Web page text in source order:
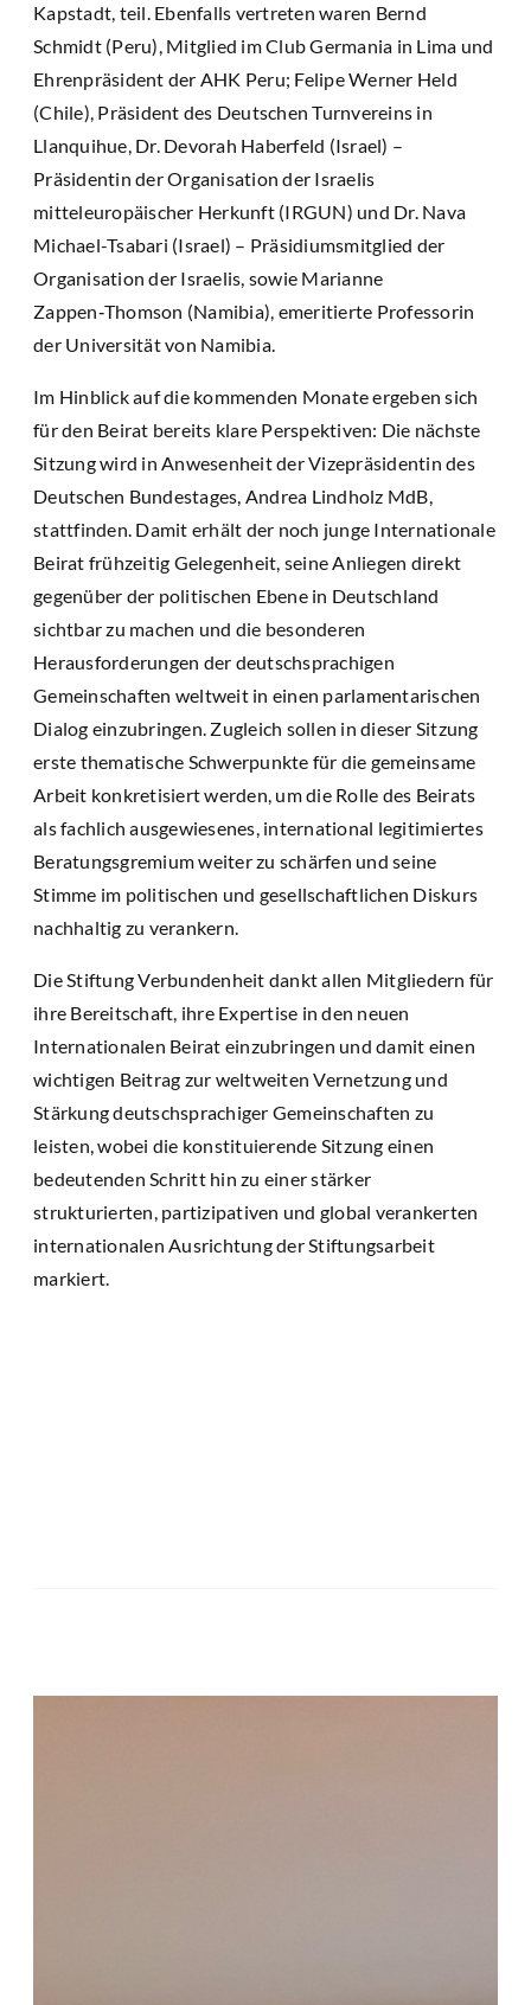
Kapstadt, teil. Ebenfalls vertreten waren Bernd
Schmidt (Peru), Mitglied im Club Germania in Lima und
Ehrenpräsident der AHK Peru; Felipe Werner Held
(Chile), Präsident des Deutschen Turnvereins in
Llanquihue, Dr. Devorah Haberfeld (Israel) –
Präsidentin der Organisation der Israelis
mitteleuropäischer Herkunft (IRGUN) und Dr. Nava
Michael-Tsabari (Israel) – Präsidiumsmitglied der
Organisation der Israelis, sowie Marianne
Zappen‑Thomson (Namibia), emeritierte Professorin
der Universität von Namibia.
Im Hinblick auf die kommenden Monate ergeben sich
für den Beirat bereits klare Perspektiven: Die nächste
Sitzung wird in Anwesenheit der Vizepräsidentin des
Deutschen Bundestages, Andrea Lindholz MdB,
stattfinden. Damit erhält der noch junge Internationale
Beirat frühzeitig Gelegenheit, seine Anliegen direkt
gegenüber der politischen Ebene in Deutschland
sichtbar zu machen und die besonderen
Herausforderungen der deutschsprachigen
Gemeinschaften weltweit in einen parlamentarischen
Dialog einzubringen. Zugleich sollen in dieser Sitzung
erste thematische Schwerpunkte für die gemeinsame
Arbeit konkretisiert werden, um die Rolle des Beirats
als fachlich ausgewiesenes, international legitimiertes
Beratungsgremium weiter zu schärfen und seine
Stimme im politischen und gesellschaftlichen Diskurs
nachhaltig zu verankern.
Die Stiftung Verbundenheit dankt allen Mitgliedern für
ihre Bereitschaft, ihre Expertise in den neuen
Internationalen Beirat einzubringen und damit einen
wichtigen Beitrag zur weltweiten Vernetzung und
Stärkung deutschsprachiger Gemeinschaften zu
leisten, wobei die konstituierende Sitzung einen
bedeutenden Schritt hin zu einer stärker
strukturierten, partizipativen und global verankerten
internationalen Ausrichtung der Stiftungsarbeit
markiert.